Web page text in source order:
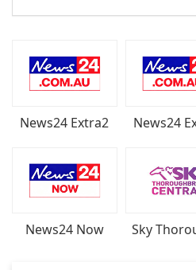
News24 Extra2 News24
News24 Now